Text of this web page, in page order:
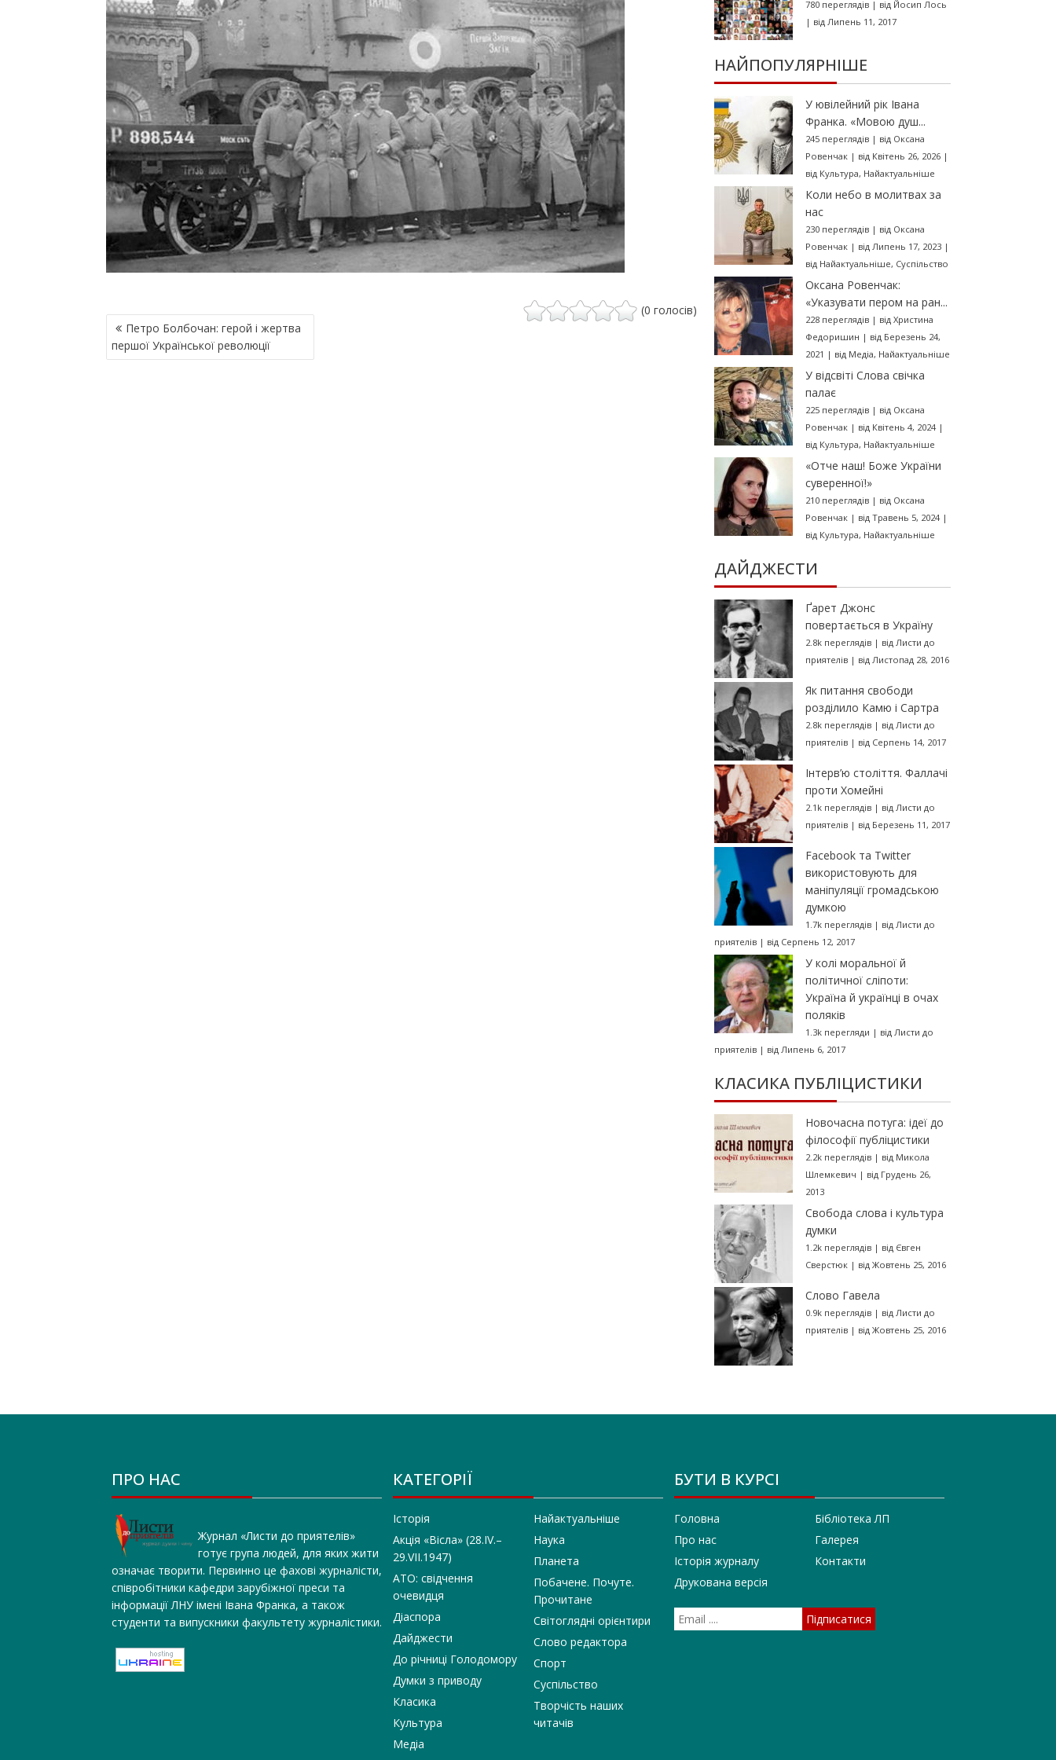
(0 голосів)
Н
А
В
Петро Болбочан: герой і жертва
першої Української революції
780 переглядів| від Йосип Лось
| від Липень 11, 2017
НАЙПОПУЛЯРНІШЕ
У ювілейний рік Івана
Франка. «Мовою душ...
245 переглядів| від Оксана
Ровенчак| від Квітень 26, 2026|
від Культура, Найактуальніше
Коли небо в молитвах за
нас
230 переглядів| від Оксана
Ровенчак| від Липень 17, 2023|
від Найактуальніше, Суспільство
Оксана Ровенчак:
«Указувати пером на ран...
228 переглядів| від Христина
Федоришин | від Березень 24,
2021 | від Медіа, Найактуальніше
У відсвіті Слова свічка
палає
225 переглядів| від Оксана
Ровенчак| від Квітень 4, 2024|
від Культура, Найактуальніше
«Отче наш! Боже України
суверенної!»
210 переглядів| від Оксана
Ровенчак| від Травень 5, 2024|
від Культура, Найактуальніше
ДАЙДЖЕСТИ
Ґарет Джонс
повертається в Україну
2.8k переглядів| від Листи до
приятелів| від Листопад 28, 2016
Як питання свободи
розділило Камю і Сартра
2.8k переглядів| від Листи до
приятелів| від Серпень 14, 2017
Інтерв’ю століття. Фаллачі
проти Хомейні
2.1k переглядів| від Листи до
приятелів| від Березень 11, 2017
Facebook та Twitter
використовують для
маніпуляції громадською
думкою
1.7k переглядів| від Листи до
приятелів| від Серпень 12, 2017
У колі моральної й
політичної сліпоти:
Україна й українці в очах
поляків
1.3k перегляди | від Листи до
приятелів| від Липень 6, 2017
КЛАСИКА ПУБЛІЦИСТИКИ
Новочасна потуга: ідеї до
філософії публіцистики
2.2k переглядів| від Микола
Шлемкевич | від Грудень 26,
2013
Свобода слова і культура
думки
1.2k переглядів| від Євген
Сверстюк| від Жовтень 25, 2016
Слово Гавела
0.9k переглядів| від Листи до
приятелів| від Жовтень 25, 2016
ПРО НАС
Журнал «Листи до приятелів»
готує група людей, для яких жити
означає творити. Первинно це фахові журналісти,
співробітники кафедри зарубіжної преси та
інформації ЛНУ імені Івана Франка, а також
студенти та випускники факультету журналістики.
КАТЕГОРІЇ
Історія
Акція «Вісла» (28.IV.–
29.VII.1947)
АТО: свідчення
очевидця
Діаспора
Дайджести
До річниці Голодомору
Думки з приводу
Класика
Культура
Медіа
Найактуальніше
Наука
Планета
Побачене. Почуте.
Прочитане
Світоглядні орієнтири
Слово редактора
Спорт
Суспільство
Творчість наших
читачів
БУТИ В КУРСІ
Головна
Про нас
Історія журналу
Друкована версія
Бібліотека ЛП
Галерея
Контакти